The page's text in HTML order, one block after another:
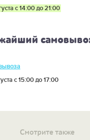
с 14:00 до 21:00
с 15:00 до 17:00
Смотрите также